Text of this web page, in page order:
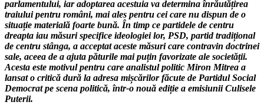
parlamentului, iar adoptarea acestuia va determina înrăutățirea
traiului pentru români, mai ales pentru cei care nu dispun de o
situație materială foarte bună. În timp ce partidele de centru
dreapta iau măsuri specifice ideologiei lor, PSD, partid tradițional
de centru stânga, a acceptat aceste măsuri care contravin doctrinei
sale, aceea de a ajuta păturile mai puțin favorizate ale societății.
Acesta este motivul pentru care analistul politic Miron Mitrea a
lansat o critică dură la adresa mișcărilor făcute de Partidul Social
Democrat pe scena politică, într-o nouă ediție a emisiunii Culisele
Puterii.